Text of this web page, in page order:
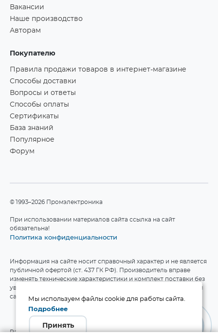
Вакансии
Наше производство
Авторам
Покупателю
Правила продажи товаров в интернет-магазине
Способы доставки
Вопросы и ответы
Способы оплаты
Сертификаты
База знаний
Популярное
Форум
©1993–2026 Промэлектроника
При использовании материалов сайта ссылка на сайт
обязательна!
Политика конфиденциальности
Информация на сайте носит справочный характер и не является
публичной офертой (ст. 437 ГК РФ). Производитель вправе
изменять технические характеристики и комплект поставки без
уведомления. Актуальные данные приведены на официальном
сайте производителя.
Разработка сайта
Мы используем файлы cookie для работы сайта.
Подробнее
Принять